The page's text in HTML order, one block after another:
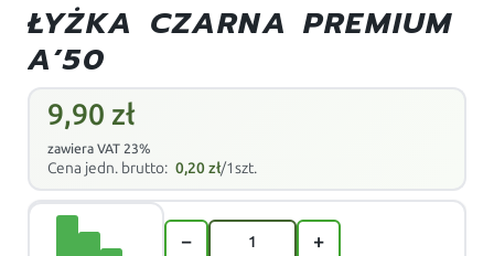
ŁYŻKA CZARNA PREMIUM
A’50
9,90 zł
zawiera VAT 23%
Cena jedn. brutto: 0,20zł/1szt.
− +